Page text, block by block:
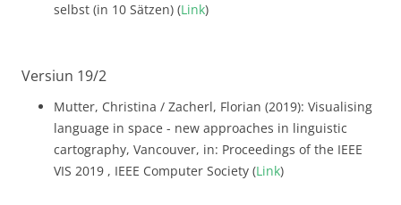
selbst (in 10 Sätzen) (Link)
Versiun 19/2
Mutter, Christina / Zacherl, Florian (2019): Visualising
language in space - new approaches in linguistic
cartography, Vancouver, in: Proceedings of the IEEE
VIS 2019 , IEEE Computer Society (Link)